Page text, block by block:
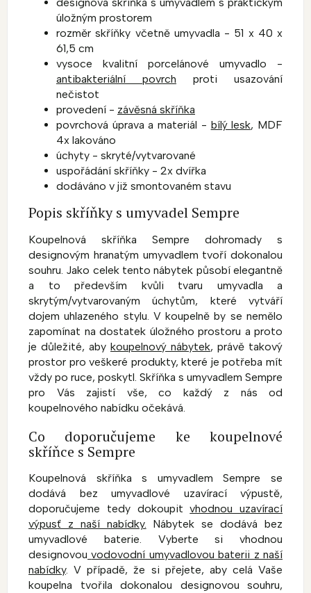
úložným prostorem
rozměr skříňky včetně umyvadla - 51 x 40 x
61,5 cm
vysoce kvalitní porcelánové umyvadlo -
antibakteriální povrch proti usazování
nečistot
provedení - závěsná skříňka
povrchová úprava a materiál - bílý lesk, MDF
4x lakováno
úchyty - skryté/vytvarované
uspořádání skříňky - 2x dvířka
dodáváno v již smontovaném stavu
Popis skříňky s umyvadel Sempre
Koupelnová skříňka Sempre dohromady s
designovým hranatým umyvadlem tvoří dokonalou
souhru. Jako celek tento nábytek působí elegantně
a to především kvůli tvaru umyvadla a
skrytým/vytvarovaným úchytům, které vytváří
dojem uhlazeného stylu. V koupelně by se nemělo
zapomínat na dostatek úložného prostoru a proto
je důležité, aby koupelnový nábytek, právě takový
prostor pro veškeré produkty, které je potřeba mít
vždy po ruce, poskytl. Skříňka s umyvadlem Sempre
pro Vás zajistí vše, co každý z nás od
koupelnového nabídku očekává.
Co doporučujeme ke koupelnové
skříňce s Sempre
Koupelnová skříňka s umyvadlem Sempre se
dodává bez umyvadlové uzavírací výpustě,
doporučujeme tedy dokoupit vhodnou uzavírací
výpusť z naší nabídky. Nábytek se dodává bez
umyvadlové baterie. Vyberte si vhodnou
designovou vodovodní umyvadlovou baterii z naší
nabídky. V případě, že si přejete, aby celá Vaše
koupelna tvořila dokonalou designovou souhru,